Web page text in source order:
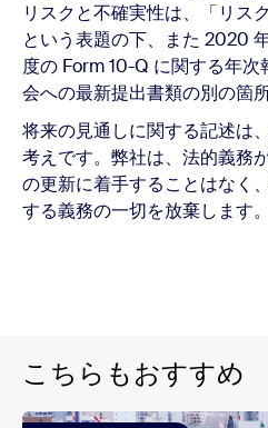
リスクと不確実性は、「リス
という表題の下、また 2020
度の Form 10-Q に関する年
会への最新提出書類の別の箇
将来の見通しに関する記述は
考えです。弊社は、法的義務
の更新に着手することはなく
する義務の一切を放棄します。
こちらもおすすめ